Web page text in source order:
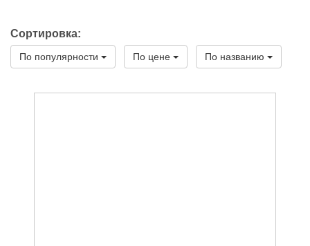
Сортировка:
По популярности По цене По названию